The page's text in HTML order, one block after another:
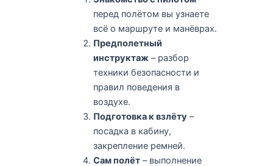
перед полётом вы узнаете
всё о маршруте и манёврах.
Предполетный
инструктаж – разбор
техники безопасности и
правил поведения в
воздухе.
Подготовка к взлёту –
посадка в кабину,
закрепление ремней.
Сам полёт – выполнение